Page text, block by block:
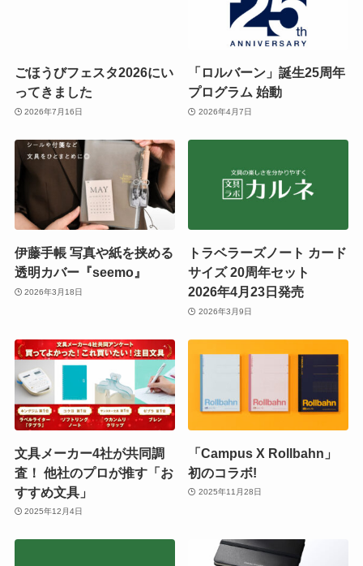
ごほうびフェスタ2026にい
ってきました
2026年7月16日
「ロルバーン」誕生25周年
プログラム 始動
2026年4月7日
伊藤手帳 写真や紙を挟める
透明カバー『seemo』
2026年3月18日
トラベラーズノート カード
サイズ 20周年セット
2026年4月23日発売
2026年3月9日
文具メーカー4社が共同調
査！ 他社のプロが推す「お
すすめ文具」
2025年12月4日
「Campus X Rollbahn」
初のコラボ!
2025年11月28日